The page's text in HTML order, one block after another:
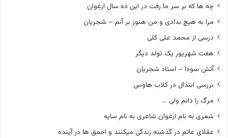
چه ها که بر سر ما رفت در این ده سال ارغوان
مرا به هیچ بدادی و من هنوز بر آنم – شجریان
درسی از محمد علی کلی
هفت شهریور یک تولد دیگر
آتش سودا – استاد شجریان
بررسی ابتذال در کلاب هاوس
مرگ را دانم ولی …
شعری به نام ارغوان شاعری به نام سایه
عقلای عالم در گذشته زندگی میکنند و احمق ها در آینده